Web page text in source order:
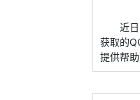
近
获取的
提供帮